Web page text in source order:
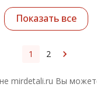
Показать все
1 2
mirdetali.ru Вы